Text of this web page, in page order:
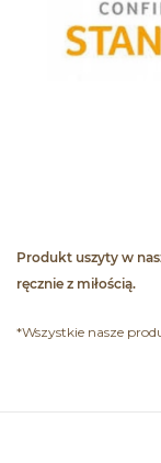
Produkt uszyty w
ręcznie z miłością.
*Wszystkie nasze